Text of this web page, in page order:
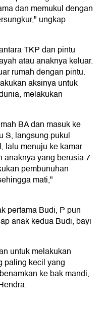
dan memukul dengan
ungkap
TKP dan pintu
atau anaknya keluar.
rumah dengan pintu.
aksinya untuk
melakukan
BA dan masuk ke
S, langsung pukul
lalu menuju ke kamar
anaknya yang berusia 7
pembunuhan
mati,"
pertama Budi, P pun
anak kedua Budi, bayi
untuk melakukan
paling kecil yang
ke bak mandi,